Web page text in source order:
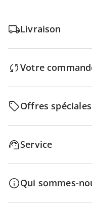
Livraison
Votre
Offres
Service
Qui sommes-